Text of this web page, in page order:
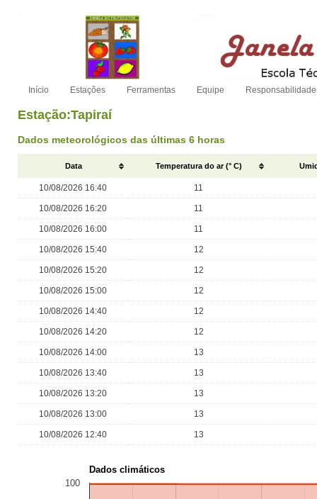
Início Estações Ferramentas Equipe
Estação:Tapiraí
Dados meteorológicos das últimas 6 horas
Data Temperatura do ar (° C)
10/08/2026 16:40 11
10/08/2026 16:20 11
10/08/2026 16:00 11
10/08/2026 15:40 12
10/08/2026 15:20 12
10/08/2026 15:00 12
10/08/2026 14:40 12
10/08/2026 14:20 12
10/08/2026 14:00 13
10/08/2026 13:40 13
10/08/2026 13:20 13
10/08/2026 13:00 13
10/08/2026 12:40 13
Dados climáticos
100